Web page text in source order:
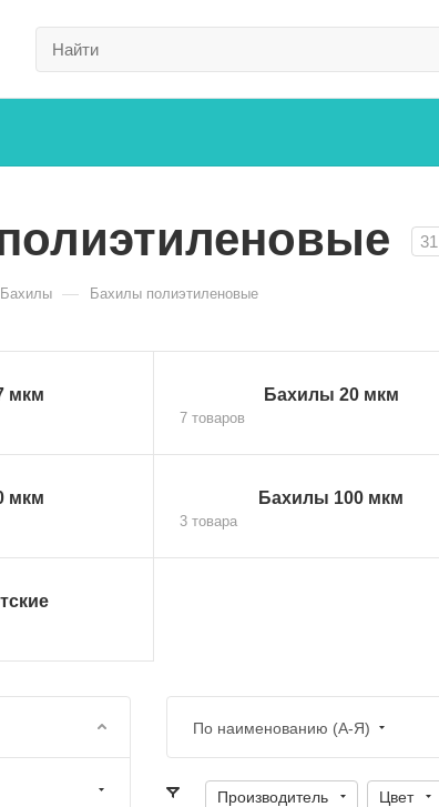
31
Бахилы — Бахилы полиэтиленовые
мкм Бахилы 20 мкм
7 товаров
мкм Бахилы 100 мкм
3 товара
По наименованию (А-Я)
Производитель Цвет